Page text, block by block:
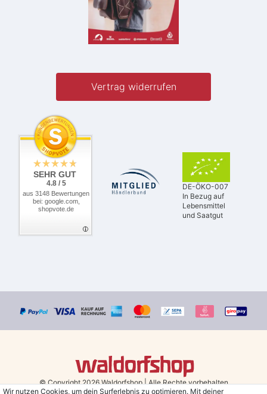
Vertrag widerrufen
SEHR GUT
4.8 / 5
aus 3148 Bewertungen
bei: google.com,
shopvote.de
DE-ÖKO-007
In Bezug auf
Lebensmittel
und Saatgut
© Copyright 2026 Waldorfshop|Alle Rechte vorbehalten.
Wir nutzen Cookies, um dein Surferlebnis zu optimieren. Mit deiner